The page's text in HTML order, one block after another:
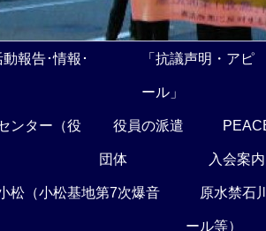
動報告･情報･ 「抗議声明・アピ
ール」
ンター（役 役員の派遣
団体 入会案内
松（小松基地第7次爆音 原水禁石
ール等）